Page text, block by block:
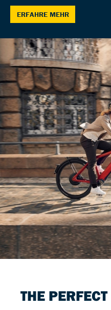
ERFAHRE MEHR
THE PERFECT